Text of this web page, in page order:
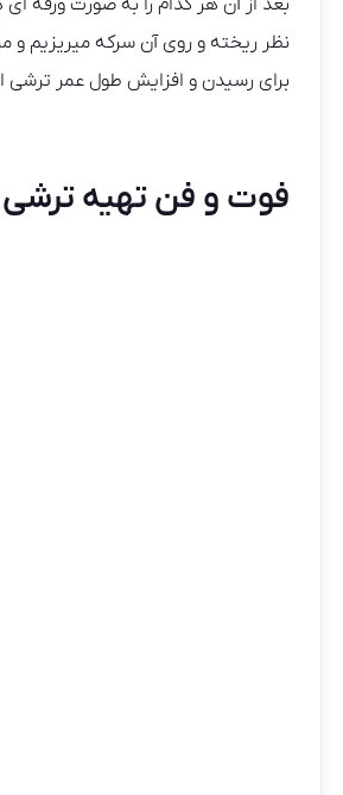
بعد از آن هر کدام را به صورت ورقه
نظر ریخته و روی آن سرکه میریزیم و
برای رسیدن و افزایش طول عمر ترشی
فوت و فن تهیه